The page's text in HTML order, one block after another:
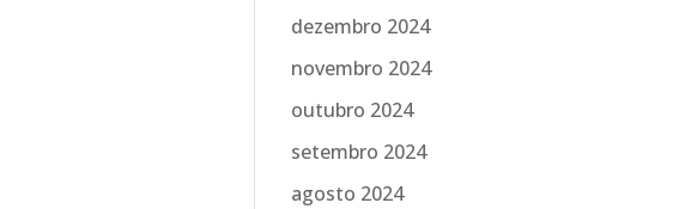
dezembro 2024
novembro 2024
outubro 2024
setembro 2024
agosto 2024